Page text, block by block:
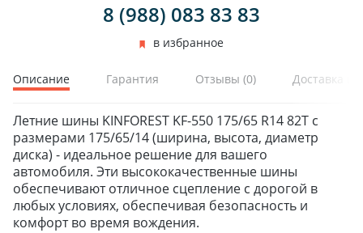
8 (988) 083 83 83
в избранное
Описание Гарантия Отзывы (0) Доставка и
Летние шины KINFOREST KF-550 175/65 R14 82T с
размерами 175/65/14 (ширина, высота, диаметр
диска) - идеальное решение для вашего
автомобиля. Эти высококачественные шины
обеспечивают отличное сцепление с дорогой в
любых условиях, обеспечивая безопасность и
комфорт во время вождения.